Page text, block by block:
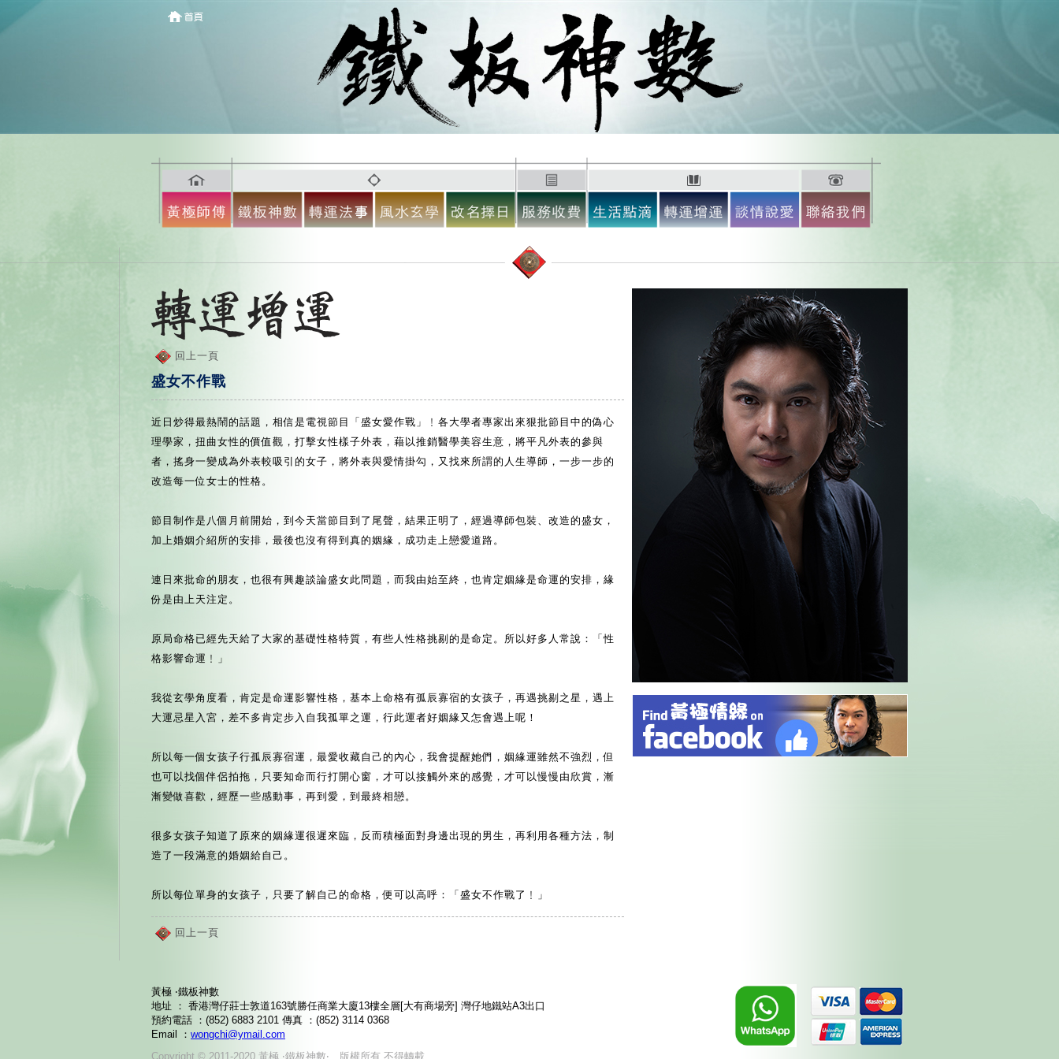
回上一頁
盛女不作戰
近日炒得最熱鬧的話題，相信是電視節目「盛女愛作戰」﹗各大學者專家出來狠批節目中的偽心
理學家，扭曲女性的價值觀，打擊女性樣子外表，藉以推銷醫學美容生意，將平凡外表的參與
者，搖身一變成為外表較吸引的女子，將外表與愛情掛勾，又找來所謂的人生導師，一步一步的
改造每一位女士的性格。
節目制作是八個月前開始，到今天當節目到了尾聲，結果正明了，經過導師包裝、改造的盛女，
加上婚姻介紹所的安排，最後也沒有得到真的姻緣，成功走上戀愛道路。
連日來批命的朋友，也很有興趣談論盛女此問題，而我由始至終，也肯定姻緣是命運的安排，緣
份是由上天注定。
原局命格已經先天給了大家的基礎性格特質，有些人性格挑剔的是命定。所以好多人常說：「性
格影響命運﹗」
我從玄學角度看，肯定是命運影響性格，基本上命格有孤辰寡宿的女孩子，再遇挑剔之星，遇上
大運忌星入宮，差不多肯定步入自我孤單之運，行此運者好姻緣又怎會遇上呢！
所以每一個女孩子行孤辰寡宿運，最愛收藏自己的內心，我會提醒她們，姻緣運雖然不強烈，但
也可以找個伴侶拍拖，只要知命而行打開心窗，才可以接觸外來的感覺，才可以慢慢由欣賞，漸
漸變做喜歡，經歷一些感動事，再到愛，到最終相戀。
很多女孩子知道了原來的姻緣運很遲來臨，反而積極面對身邊出現的男生，再利用各種方法，制
造了一段滿意的婚姻給自己。
所以每位單身的女孩子，只要了解自己的命格，便可以高呼：「盛女不作戰了﹗」
回上一頁
黃極 ‧鐵板神數
地址 ： 香港灣仔莊士敦道163號勝任商業大廈13樓全層[大有商場旁] 灣仔地鐵站A3出口
預約電話 ：(852) 6883 2101 傳真 ：(852) 3114 0368
Email ： wongchi@ymail.com
Copyright © 2011-2020 黃極 ‧鐵板神數‧ 版權所有 不得轉載